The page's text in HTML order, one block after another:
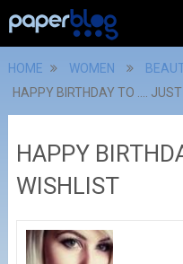
HOME WOMEN
HAPPY BIRTHDAY TO ....
HAPPY
WISHLIST